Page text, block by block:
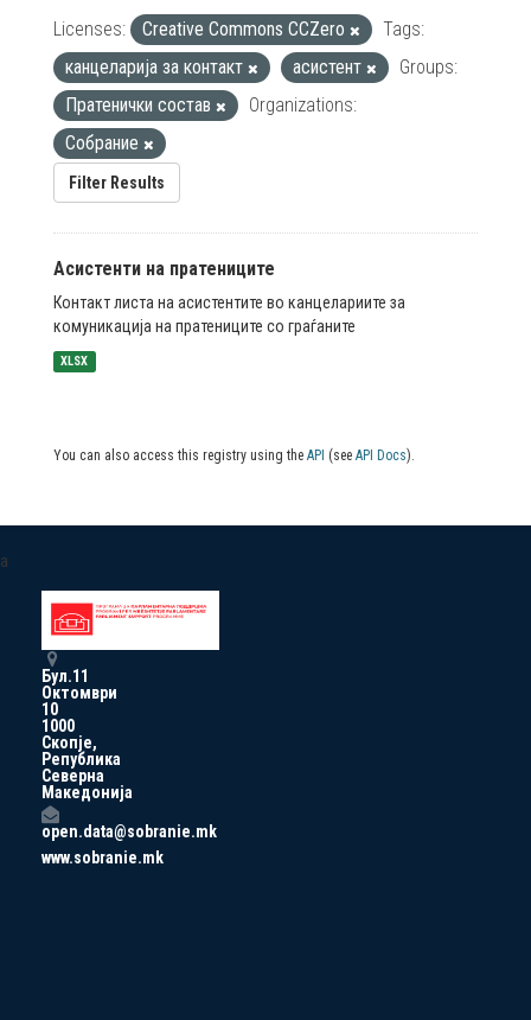
Licenses: Creative Commons CCZero
Tags:
канцеларија за контакт
асистент
Groups:
Пратенички состав
Organizations:
Собрание
Filter Results
Асистенти на пратениците
Контакт листа на асистентите во канцелариите за
комуникација на пратениците со граѓаните
XLSX
You can also access this registry using the API (see API Docs).
a
Бул.11
Октомври
10
1000
Скопје,
Република
Северна
Македонија
open.data@sobranie.mk
www.sobranie.mk